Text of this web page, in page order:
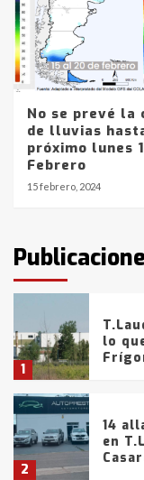
No se prevé la
de lluvias
próximo lunes
Febrero
15 febrero, 2024
5
Los
La
6
La
con
1
lo
2
14
en